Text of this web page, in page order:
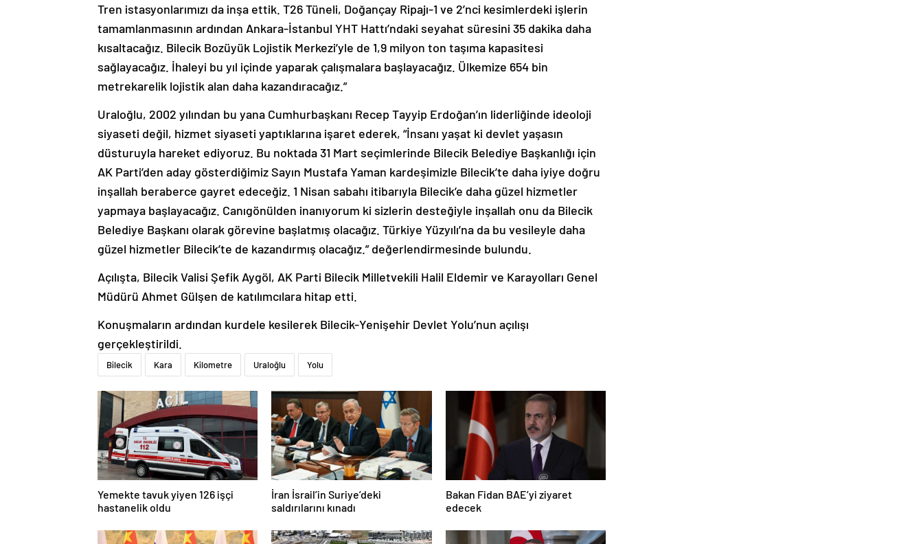
Tren istasyonlarımızı da inşa ettik. T26 Tüneli, Doğançay Ripajı-1 ve 2’nci kesimlerdeki işlerin
tamamlanmasının ardından Ankara-İstanbul YHT Hattı’ndaki seyahat süresini 35 dakika daha
kısaltacağız. Bilecik Bozüyük Lojistik Merkezi’yle de 1,9 milyon ton taşıma kapasitesi
sağlayacağız. İhaleyi bu yıl içinde yaparak çalışmalara başlayacağız. Ülkemize 654 bin
metrekarelik lojistik alan daha kazandıracağız.”
Uraloğlu, 2002 yılından bu yana Cumhurbaşkanı Recep Tayyip Erdoğan’ın liderliğinde ideoloji
siyaseti değil, hizmet siyaseti yaptıklarına işaret ederek, “İnsanı yaşat ki devlet yaşasın
düsturuyla hareket ediyoruz. Bu noktada 31 Mart seçimlerinde Bilecik Belediye Başkanlığı için
AK Parti’den aday gösterdiğimiz Sayın Mustafa Yaman kardeşimizle Bilecik’te daha iyiye doğru
inşallah beraberce gayret edeceğiz. 1 Nisan sabahı itibarıyla Bilecik’e daha güzel hizmetler
yapmaya başlayacağız. Canıgönülden inanıyorum ki sizlerin desteğiyle inşallah onu da Bilecik
Belediye Başkanı olarak görevine başlatmış olacağız. Türkiye Yüzyılı’na da bu vesileyle daha
güzel hizmetler Bilecik’te de kazandırmış olacağız.” değerlendirmesinde bulundu.
Açılışta, Bilecik Valisi Şefik Aygöl, AK Parti Bilecik Milletvekili Halil Eldemir ve Karayolları Genel
Müdürü Ahmet Gülşen de katılımcılara hitap etti.
Konuşmaların ardından kurdele kesilerek Bilecik-Yenişehir Devlet Yolu’nun açılışı
gerçekleştirildi.
Bilecik Kara Kilometre Uraloğlu Yolu
Yemekte tavuk yiyen 126 işçi
hastanelik oldu
İran İsrail’in Suriye’deki
saldırılarını kınadı
Bakan Fidan BAE’yi ziyaret
edecek